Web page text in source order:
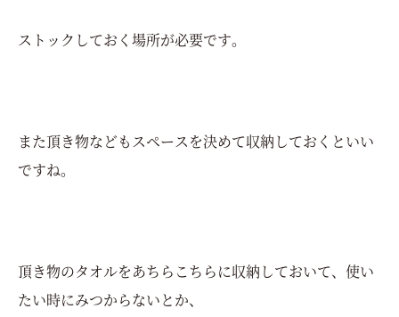
ストックしておく場所が必要です。
また頂き物などもスペースを決めて収納しておくといい
ですね。
頂き物のタオルをあちらこちらに収納しておいて、使い
たい時にみつからないとか、